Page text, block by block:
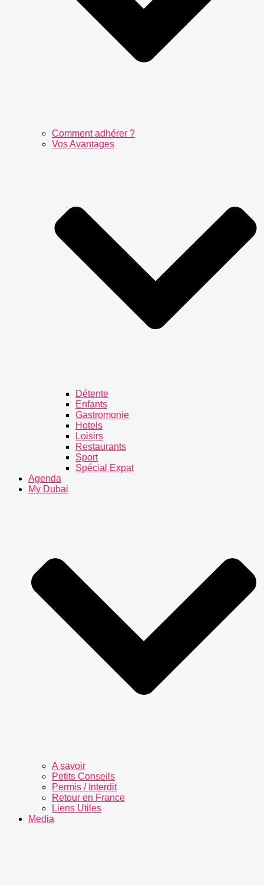
Comment adhérer ?
Vos Avantages
Détente
Enfants
Gastromonie
Hotels
Loisirs
Restaurants
Sport
Spécial Expat
Agenda
My Dubai
A savoir
Petits Conseils
Permis / Interdit
Retour en France
Liens Utiles
Media